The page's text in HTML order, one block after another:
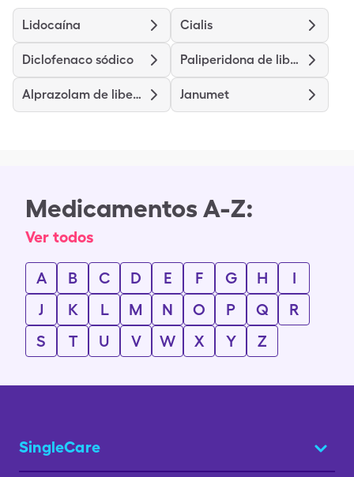
Lidocaína Cialis
Diclofenaco sódico Paliperidona de liberación prolongada
Alprazolam de liberación prolongada (Er) Janumet
Medicamentos A-Z:
Ver todos
A B C D E F G H
I
J
K L M N O P Q
R
S
T U V W X Y Z
SingleCare